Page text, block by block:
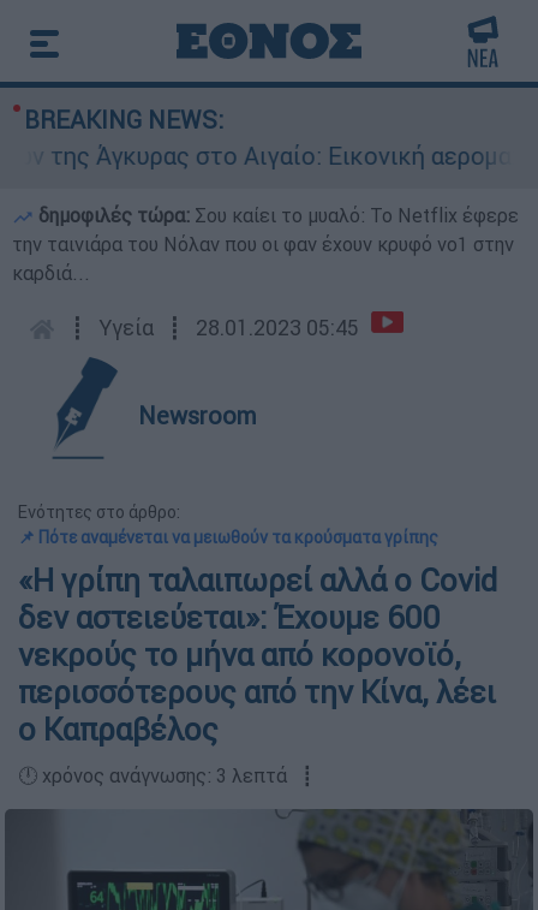
BREAKING NEWS:
Άγκυρας στο Αιγαίο: Εικονική αερομαχία
δημοφιλές τώρα: Σου καίει το μυαλό: Το Netflix έφερε
την ταινιάρα του Νόλαν που οι φαν έχουν κρυφό νο1 στην
καρδιά...
┋ Υγεία ┋ 28.01.2023 05:45
Newsroom
Ενότητες στο άρθρο:
📌 Πότε αναμένεται να μειωθούν τα κρούσματα γρίπης
«Η γρίπη ταλαιπωρεί αλλά ο Covid
δεν αστειεύεται»: Έχουμε 600
νεκρούς το μήνα από κορονοϊό,
περισσότερους από την Κίνα, λέει
ο Καπραβέλος
🕛 χρόνος ανάγνωσης: 3 λεπτά ┋